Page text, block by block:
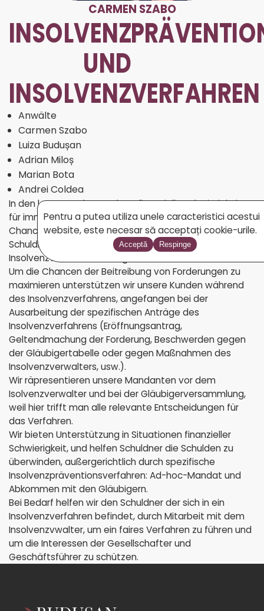
CARMEN SZABO
UND
INSOLVENZVERFAHREN
Anwälte
Carmen Szabo
Luiza Budușan
Adrian Miloș
Marian Bota
Andrei Coldea
In den letzten Jahren gab es finanzielle Schwierigkeiten
für immer mehr Unternehmen, und immer größere
Chancen dass Handelspartner (Gläubiger oder
Schuldner) bei Insolvenzpräventions- oder
Insolvenzverfahren beteiligt sind.
Um die Chancen der Beitreibung von Forderungen zu
maximieren unterstützen wir unsere Kunden während
des Insolvenzverfahrens, angefangen bei der
Ausarbeitung der spezifischen Anträge des
Insolvenzverfahrens (Eröffnungsantrag,
Geltendmachung der Forderung, Beschwerden gegen
der Gläubigertabelle oder gegen Maßnahmen des
Insolvenzverwalters, usw.).
Wir räpresentieren unsere Mandanten vor dem
Isolvenzverwalter und bei der Gläubigerversammlung,
weil hier trifft man alle relevante Entscheidungen für
das Verfahren.
Wir bieten Unterstützung in Situationen finanzieller
Schwierigkeit, und helfen Schuldner die Schulden zu
überwinden, außergerichtlich durch spezifische
Insolvenzpräventionsverfahren: Ad-hoc-Mandat und
Abkommen mit den Gläubigern.
Bei Bedarf helfen wir den Schuldner der sich in ein
Insolvenzverfahren befindet, durch Mitarbeit mit dem
Insolvenzvwalter, um ein faires Verfahren zu führen und
um die Interessen der Gesellschafter und
Geschäftsführer zu schützen.
Pentru a putea utiliza unele caracteristici acestui
website, este necesar să acceptați cookie-urile.
Acceptă Respinge